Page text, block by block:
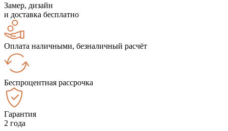
Замер, дизайн
и доставка бесплатно
Оплата наличными, безналичный расчёт
Беспроцентная рассрочка
Гарантия
2 года